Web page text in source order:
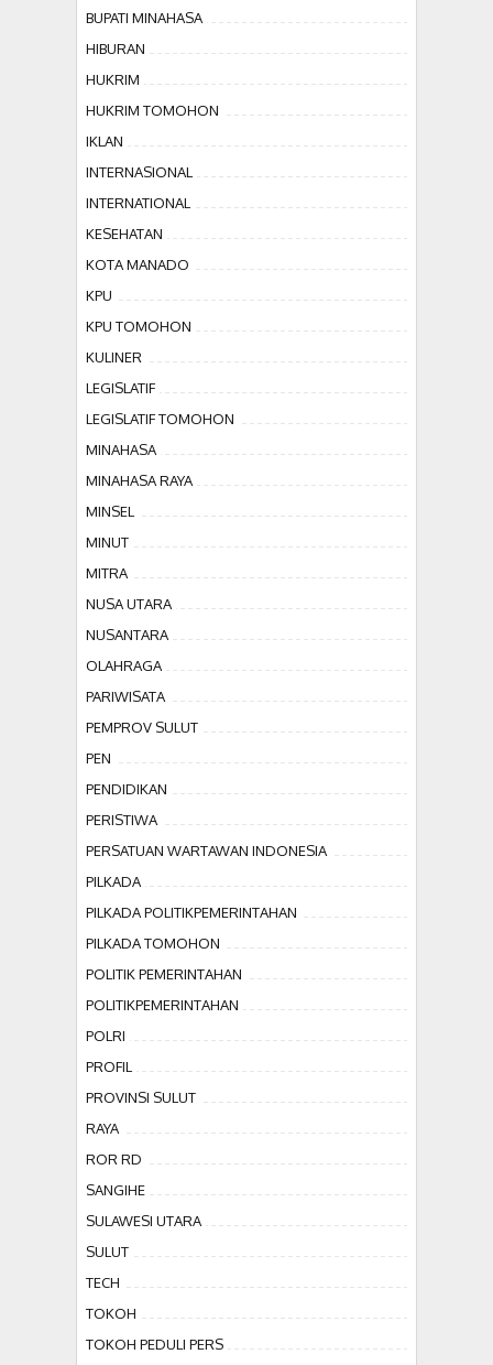
BUPATI MINAHASA
HIBURAN
HUKRIM
HUKRIM TOMOHON
IKLAN
INTERNASIONAL
INTERNATIONAL
KESEHATAN
KOTA MANADO
KPU
KPU TOMOHON
KULINER
LEGISLATIF
LEGISLATIF TOMOHON
MINAHASA
MINAHASA RAYA
MINSEL
MINUT
MITRA
NUSA UTARA
NUSANTARA
OLAHRAGA
PARIWISATA
PEMPROV SULUT
PEN
PENDIDIKAN
PERISTIWA
PERSATUAN WARTAWAN INDONESIA
PILKADA
PILKADA POLITIKPEMERINTAHAN
PILKADA TOMOHON
POLITIK PEMERINTAHAN
POLITIKPEMERINTAHAN
POLRI
PROFIL
PROVINSI SULUT
RAYA
ROR RD
SANGIHE
SULAWESI UTARA
SULUT
TECH
TOKOH
TOKOH PEDULI PERS